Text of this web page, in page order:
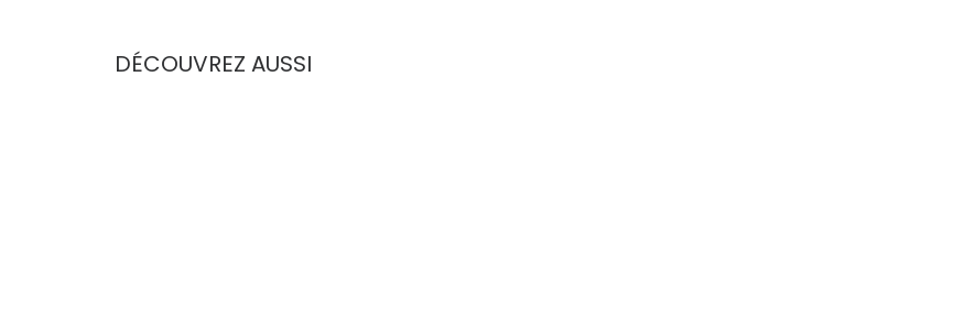
DÉCOUVREZ AUSSI